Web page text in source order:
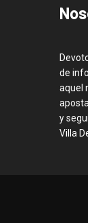
de
aquel
y
Villa